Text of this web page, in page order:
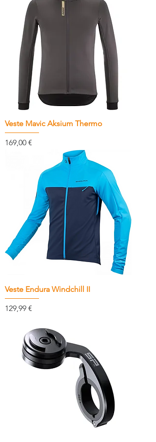
Veste Mavic Aksium Thermo
Prix
169,00 €
Veste Endura Windchill II
Prix
129,99 €